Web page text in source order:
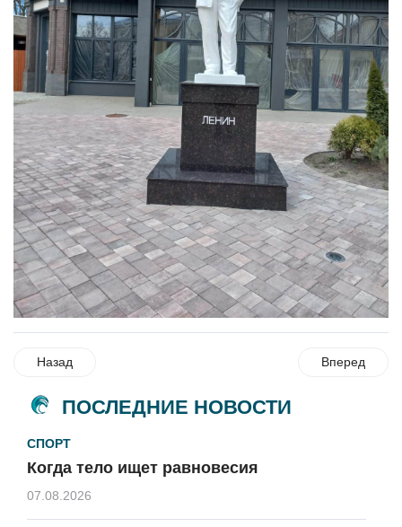
Назад Вперед
ПОСЛЕДНИЕ НОВОСТИ
СПОРТ
Когда тело ищет равновесия
07.08.2026